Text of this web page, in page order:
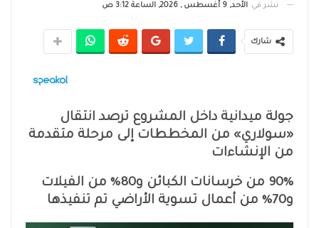
نشر في الأحد, 9 أغسطس , 2026, الساعة 3:12 ص
شارك
جولة ميدانية داخل المشروع ترصد انتقال
«سولاري» من المخططات إلى مرحلة متقدمة
من الإنشاءات
90% من خرسانات الكبائن و80% من الفيلات
و70% من أعمال تسوية الأراضي تم تنفيذها